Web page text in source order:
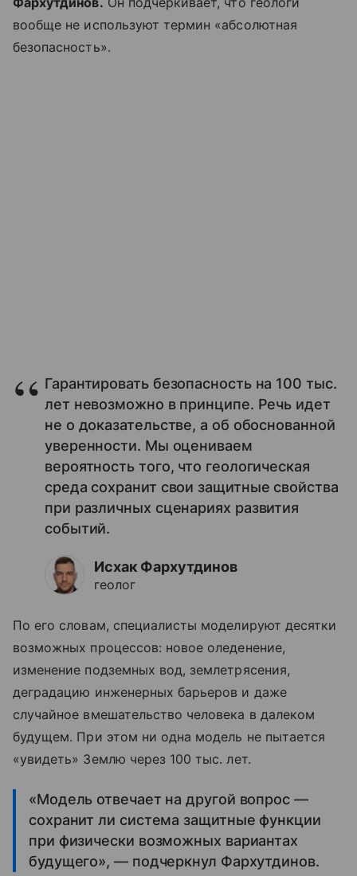
вообще не используют термин «абсолютная
безопасность».
Гарантировать безопасность на 100 тыс.
лет невозможно в принципе. Речь идет
не о доказательстве, а об обоснованной
уверенности. Мы оцениваем
вероятность того, что геологическая
среда сохранит свои защитные свойства
при различных сценариях развития
событий.
Исхак Фархутдинов
геолог
По его словам, специалисты моделируют десятки
возможных процессов: новое оледенение,
изменение подземных вод, землетрясения,
деградацию инженерных барьеров и даже
случайное вмешательство человека в далеком
будущем. При этом ни одна модель не пытается
«увидеть» Землю через 100 тыс. лет.
«Модель отвечает на другой вопрос —
сохранит ли система защитные функции
при физически возможных вариантах
будущего», — подчеркнул Фархутдинов.